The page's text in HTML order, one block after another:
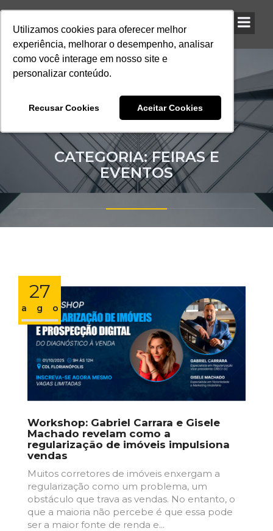
Utilizamos cookies para oferecer melhor
experiência, melhorar o desempenho, analisar
como você interage em nosso site e
personalizar conteúdo.
Recusar Cookies Aceitar Cookies
Utilizamos cookies para oferecer melhor
experiência, melhorar o desempenho, analisar
como você interage em nosso site e
personalizar conteúdo.
Recusar Cookies Aceitar Cookies
Utilizamos cookies para oferecer melhor
experiência, melhorar o desempenho, analisar
como você interage em nosso site e
personalizar conteúdo.
Recusar Cookies Aceitar Cookies
CATEGORIA: FEIRAS E
EVENTOS
27
ago
Workshop: Gabriel Carrara e Gisele
Machado revelam como a
regularização de imóveis impulsiona
vendas
Muitos corretores de imóveis enxergam a
regularização como um problema, um
obstáculo que trava as vendas. No entanto, o
que a maioria não percebe é que essa pode
ser a maior fonte de renda e...